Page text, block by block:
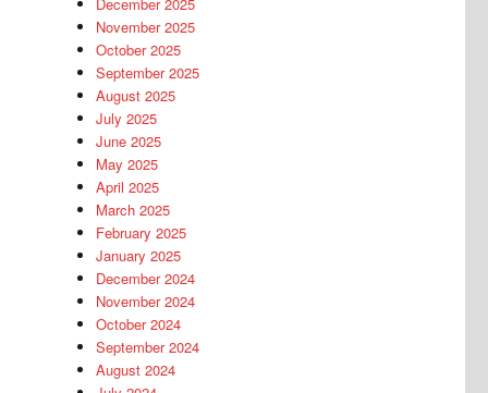
November 2025
October 2025
September 2025
August 2025
July 2025
June 2025
May 2025
April 2025
March 2025
February 2025
January 2025
December 2024
November 2024
October 2024
September 2024
August 2024